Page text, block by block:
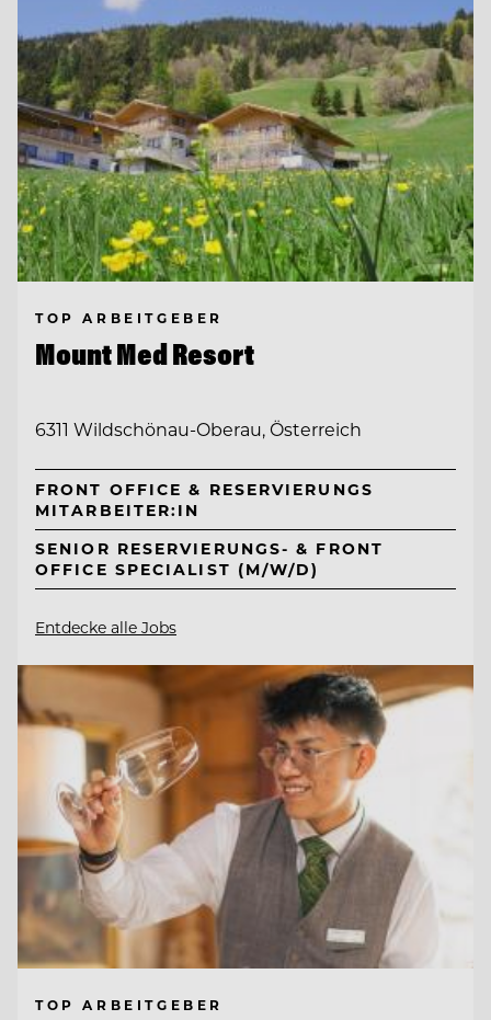
TOP ARBEITGEBER
Mount Med Resort
6311 Wildschönau-Oberau, Österreich
FRONT OFFICE & RESERVIERUNGS
MITARBEITER:IN
SENIOR RESERVIERUNGS- & FRONT
OFFICE SPECIALIST (M/W/D)
Entdecke alle Jobs
TOP ARBEITGEBER